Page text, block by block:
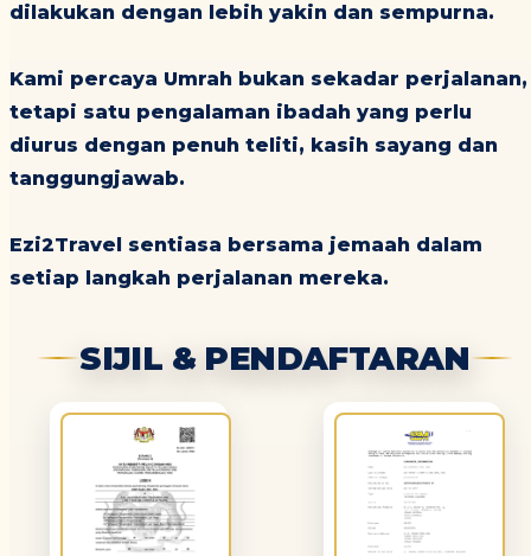
dilakukan dengan lebih yakin dan sempurna.
Kami percaya Umrah bukan sekadar perjalanan,
tetapi satu pengalaman ibadah yang perlu
diurus dengan penuh teliti, kasih sayang dan
tanggungjawab.
Ezi2Travel sentiasa bersama jemaah dalam
setiap langkah perjalanan mereka.
SIJIL & PENDAFTARAN